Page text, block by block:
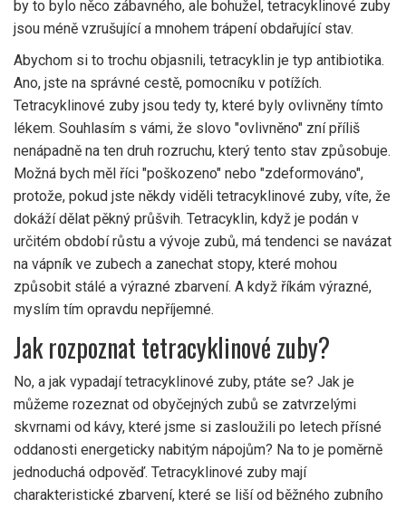
by to bylo něco zábavného, ale bohužel, tetracyklinové zuby
jsou méně vzrušující a mnohem trápení obdařující stav.
Abychom si to trochu objasnili, tetracyklin je typ antibiotika.
Ano, jste na správné cestě, pomocníku v potížích.
Tetracyklinové zuby jsou tedy ty, které byly ovlivněny tímto
lékem. Souhlasím s vámi, že slovo "ovlivněno" zní příliš
nenápadně na ten druh rozruchu, který tento stav způsobuje.
Možná bych měl říci "poškozeno" nebo "zdeformováno",
protože, pokud jste někdy viděli tetracyklinové zuby, víte, že
dokáží dělat pěkný průšvih. Tetracyklin, když je podán v
určitém období růstu a vývoje zubů, má tendenci se navázat
na vápník ve zubech a zanechat stopy, které mohou
způsobit stálé a výrazné zbarvení. A když říkám výrazné,
myslím tím opravdu nepříjemné.
Jak rozpoznat tetracyklinové zuby?
No, a jak vypadají tetracyklinové zuby, ptáte se? Jak je
můžeme rozeznat od obyčejných zubů se zatvrzelými
skvrnami od kávy, které jsme si zasloužili po letech přísné
oddanosti energeticky nabitým nápojům? Na to je poměrně
jednoduchá odpověď. Tetracyklinové zuby mají
charakteristické zbarvení, které se liší od běžného zubního